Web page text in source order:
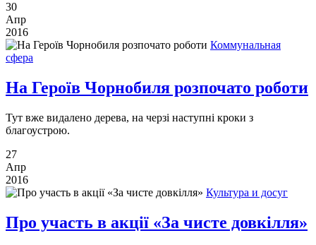
30
Апр
2016
Коммунальная
сфера
На Героїв Чорнобиля розпочато роботи
Тут вже видалено дерева, на черзі наступні кроки з
благоустрою.
27
Апр
2016
Культура и досуг
Про участь в акції «За чисте довкілля»